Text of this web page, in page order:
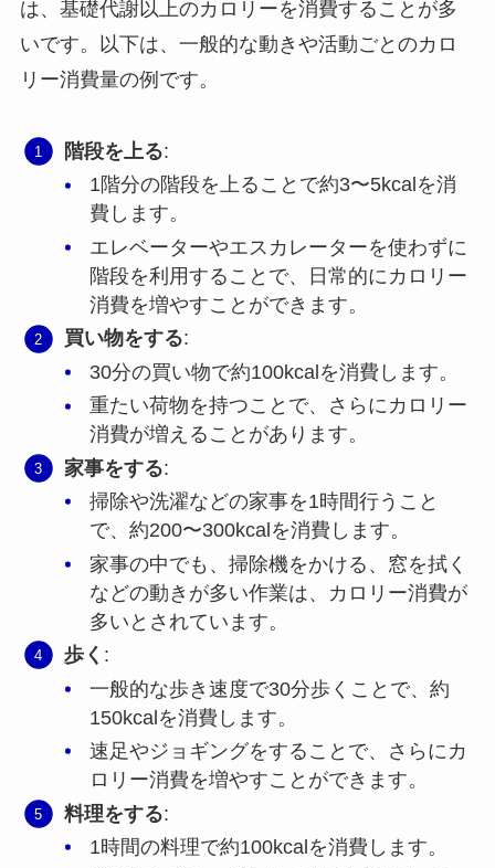
は、基礎代謝以上のカロリーを消費することが多
いです。以下は、一般的な動きや活動ごとのカロ
リー消費量の例です。
階段を上る:
1階分の階段を上ることで約3〜5kcalを消
費します。
エレベーターやエスカレーターを使わずに
階段を利用することで、日常的にカロリー
消費を増やすことができます。
買い物をする:
30分の買い物で約100kcalを消費します。
重たい荷物を持つことで、さらにカロリー
消費が増えることがあります。
家事をする:
掃除や洗濯などの家事を1時間行うこと
で、約200〜300kcalを消費します。
家事の中でも、掃除機をかける、窓を拭く
などの動きが多い作業は、カロリー消費が
多いとされています。
歩く :
一般的な歩き速度で30分歩くことで、約
150kcalを消費します。
速足やジョギングをすることで、さらにカ
ロリー消費を増やすことができます。
料理をする:
1時間の料理で約100kcalを消費します。